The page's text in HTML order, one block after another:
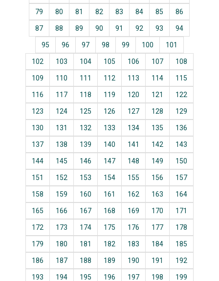
79 80 81 82 83 84 85 86
87 88 89 90 91 92 93 94
95 96 97 98 99 100 101
102 103 104 105 106 107 108
109 110 111 112 113 114 115
116 117 118 119 120 121 122
123 124 125 126 127 128 129
130 131 132 133 134 135 136
137 138 139 140 141 142 143
144 145 146 147 148 149 150
151 152 153 154 155 156 157
158 159 160 161 162 163 164
165 166 167 168 169 170 171
172 173 174 175 176 177 178
179 180 181 182 183 184 185
186 187 188 189 190 191 192
193 194 195 196 197 198 199